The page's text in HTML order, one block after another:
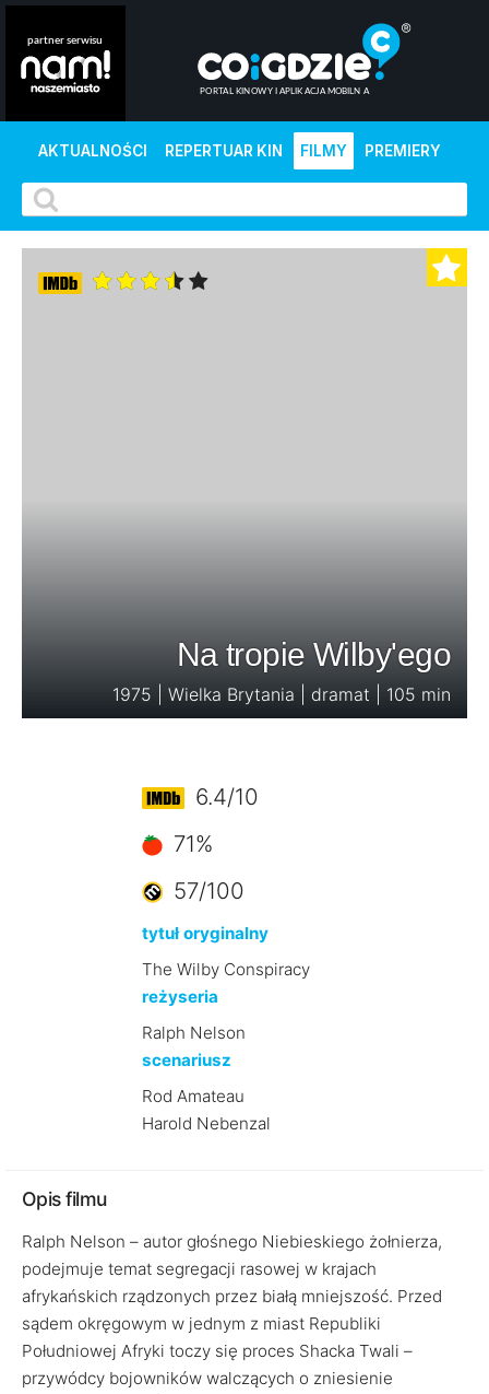
AKTUALNOŚCI REPERTUAR KIN FILMY PREMIERY
Na tropie Wilby'ego
1975 | Wielka Brytania | dramat | 105 min
6.4/10
71%
57/100
tytuł oryginalny
The Wilby Conspiracy
reżyseria
Ralph Nelson
scenariusz
Rod Amateau
Harold Nebenzal
Opis filmu
Ralph Nelson – autor głośnego Niebieskiego żołnierza,
podejmuje temat segregacji rasowej w krajach
afrykańskich rządzonych przez białą mniejszość. Przed
sądem okręgowym w jednym z miast Republiki
Południowej Afryki toczy się proces Shacka Twali –
przywódcy bojowników walczących o zniesienie